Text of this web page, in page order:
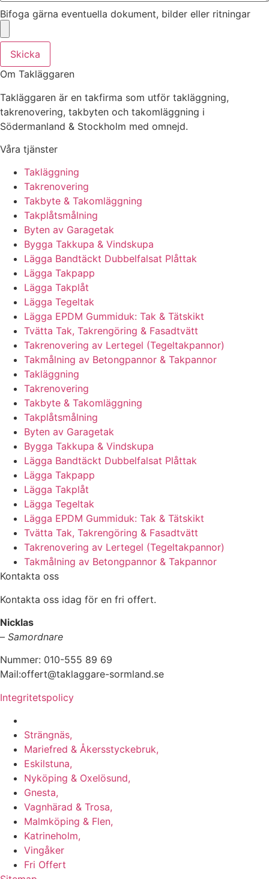
Bifoga gärna eventuella dokument, bilder eller ritningar
Skicka
Om Takläggaren
Takläggaren är en takfirma som utför takläggning,
takrenovering, takbyten och takomläggning i
Södermanland & Stockholm med omnejd.
Våra tjänster
Takläggning
Takrenovering
Takbyte & Takomläggning
Takplåtsmålning
Byten av Garagetak
Bygga Takkupa & Vindskupa
Lägga Bandtäckt Dubbelfalsat Plåttak
Lägga Takpapp
Lägga Takplåt
Lägga Tegeltak
Lägga EPDM Gummiduk: Tak & Tätskikt
Tvätta Tak, Takrengöring & Fasadtvätt
Takrenovering av Lertegel (Tegeltakpannor)
Takmålning av Betongpannor & Takpannor
Takläggning
Takrenovering
Takbyte & Takomläggning
Takplåtsmålning
Byten av Garagetak
Bygga Takkupa & Vindskupa
Lägga Bandtäckt Dubbelfalsat Plåttak
Lägga Takpapp
Lägga Takplåt
Lägga Tegeltak
Lägga EPDM Gummiduk: Tak & Tätskikt
Tvätta Tak, Takrengöring & Fasadtvätt
Takrenovering av Lertegel (Tegeltakpannor)
Takmålning av Betongpannor & Takpannor
Kontakta oss
Kontakta oss idag för en fri offert.
Nicklas
– Samordnare
Nummer: 010-555 89 69
Mail:offert@taklaggare-sormland.se
Integritetspolicy
Strängnäs,
Mariefred & Åkersstyckebruk,
Eskilstuna,
Nyköping & Oxelösund,
Gnesta,
Vagnhärad & Trosa,
Malmköping & Flen,
Katrineholm,
Vingåker
Fri Offert